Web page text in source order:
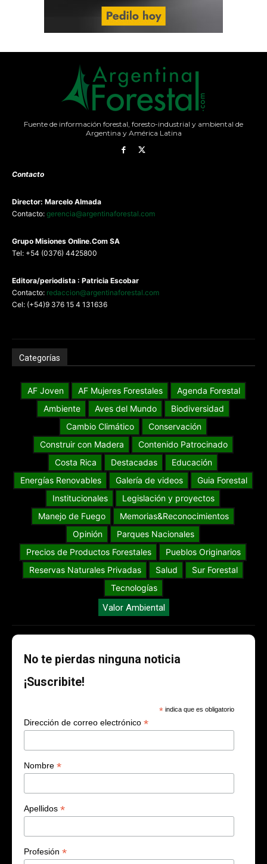
Fuente de información forestal, foresto-industrial y ambiental de
Argentina y América Latina
Contacto
Director: Marcelo Almada
Contacto: gerencia@argentinaforestal.com
Grupo Misiones Online.Com SA
Tel: +54 (0376) 4425800
Editora/periodista : Patricia Escobar
Contacto: redaccion@argentinaforestal.com
Cel: (+54)9 376 15 4 131636
Categorías
AF Joven AF Mujeres Forestales
Agenda Forestal
Ambiente
Aves del Mundo
Biodiversidad
Cambio Climático
Conservación
Construir con Madera
Contenido Patrocinado
Costa Rica
Destacadas
Educación
Energías Renovables
Galería de videos
Guia Forestal
Institucionales
Legislación y proyectos
Manejo de Fuego
Memorias&Reconocimientos
Opinión
Parques Nacionales
Precios de Productos Forestales
Pueblos Originarios
Reservas Naturales Privadas
Salud
Sur Forestal
Tecnologías
Valor Ambiental
No te pierdas ninguna noticia
¡Suscribite!
* indica que es obligatorio
Dirección de correo electrónico *
Nombre *
Apellidos *
Profesión *